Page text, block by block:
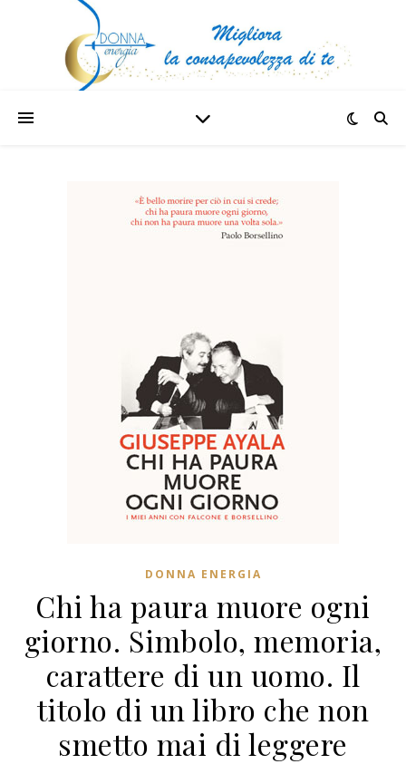
DONNA ENERGIA
Chi ha paura muore ogni
giorno. Simbolo, memoria,
carattere di un uomo. Il
titolo di un libro che non
smetto mai di leggere